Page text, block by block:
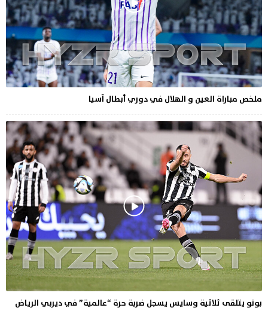
ملخص مباراة العين و الهلال في دوري أبطال آسيا
بونو يتلقى ثلاثية وسايس يسجل ضربة حرة “عالمية” في ديربي الرياض